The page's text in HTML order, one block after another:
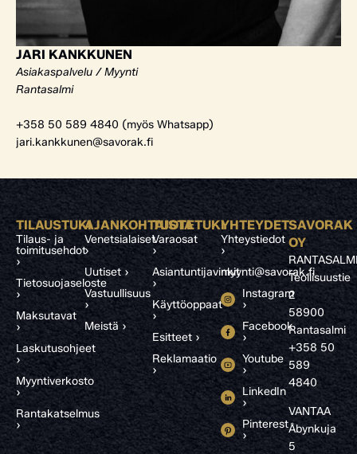
JARI KANKKUNEN
Asiakaspalvelu / Myynti
Rantasalmi
+358 50 589 4840 (myös Whatsapp)
jari.kankkunen@savorak.fi
TILAUSTUKI
Tilaus- ja
toimitusehdot
›
Tietosuojaseloste
›
Maksutavat
›
Laskutusohjeet
›
Myyntiverkosto
›
Rantakatselmus
›
AJANKOHTAISTA
Venetsialaiset
›
Uutiset ›
Vastuullisuus
›
Meistä ›
TUOTETUKI
Varaosat
›
Asiantuntijavinkit
›
Käyttöoppaat
›
Esitteet ›
Reklamaatio
›
YHTEYDET
Yhteystiedot
›
myynti@savorak.fi
Instagram
›
Facebook
›
Youtube
›
LinkedIn
›
Pinterest
›
SAVORAK
OY
Teollisuustie
2
58900
Rantasalmi
+358 50
589
4840
VANTAA
Åbynkuja
5